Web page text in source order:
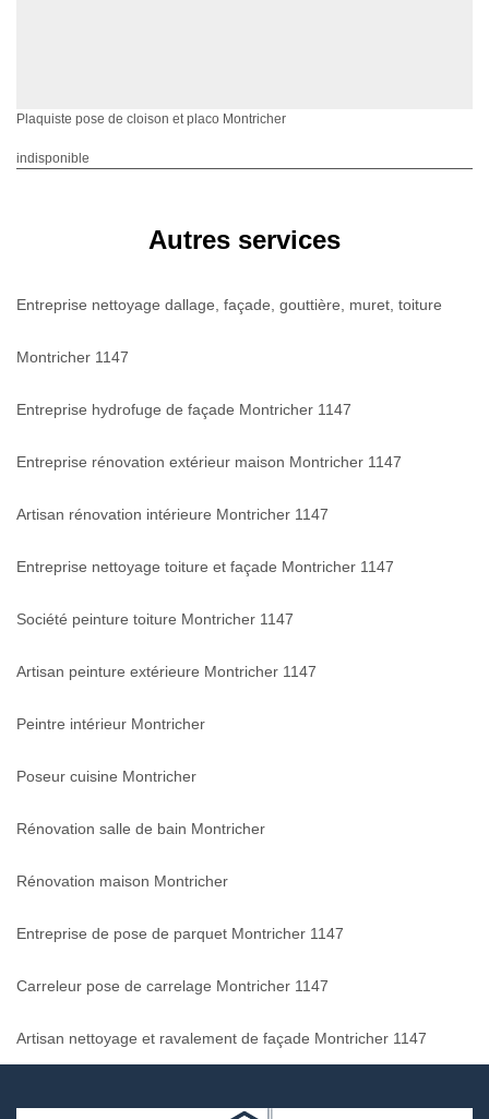
Plaquiste pose de cloison et placo Montricher
indisponible
Autres services
Entreprise nettoyage dallage, façade, gouttière, muret, toiture
Montricher 1147
Entreprise hydrofuge de façade Montricher 1147
Entreprise rénovation extérieur maison Montricher 1147
Artisan rénovation intérieure Montricher 1147
Entreprise nettoyage toiture et façade Montricher 1147
Société peinture toiture Montricher 1147
Artisan peinture extérieure Montricher 1147
Peintre intérieur Montricher
Poseur cuisine Montricher
Rénovation salle de bain Montricher
Rénovation maison Montricher
Entreprise de pose de parquet Montricher 1147
Carreleur pose de carrelage Montricher 1147
Artisan nettoyage et ravalement de façade Montricher 1147